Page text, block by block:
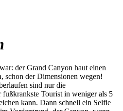
der Grand Canyon haut einen
schon der Dimensionen wegen!
sind nur die
fußkrankste Tourist in weniger als 5
kann. Dann schnell ein Selfie